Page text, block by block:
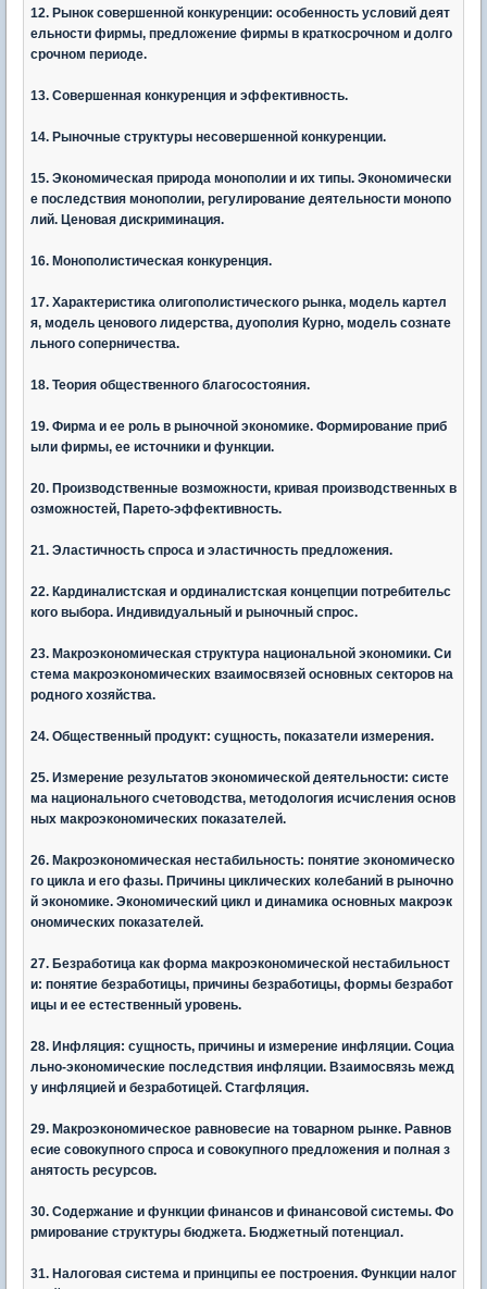
12. Рынок совершенной конкуренции: особенность условий деят
ельности фирмы, предложение фирмы в краткосрочном и долго
срочном периоде.
13. Совершенная конкуренция и эффективность.
14. Рыночные структуры несовершенной конкуренции.
15. Экономическая природа монополии и их типы. Экономически
е последствия монополии, регулирование деятельности монопо
лий. Ценовая дискриминация.
16. Монополистическая конкуренция.
17. Характеристика олигополистического рынка, модель картел
я, модель ценового лидерства, дуополия Курно, модель сознате
льного соперничества.
18. Теория общественного благосостояния.
19. Фирма и ее роль в рыночной экономике. Формирование приб
ыли фирмы, ее источники и функции.
20. Производственные возможности, кривая производственных в
озможностей, Парето-эффективность.
21. Эластичность спроса и эластичность предложения.
22. Кардиналистская и ординалистская концепции потребительс
кого выбора. Индивидуальный и рыночный спрос.
23. Макроэкономическая структура национальной экономики. Си
стема макроэкономических взаимосвязей основных секторов на
родного хозяйства.
24. Общественный продукт: сущность, показатели измерения.
25. Измерение результатов экономической деятельности: систе
ма национального счетоводства, методология исчисления основ
ных макроэкономических показателей.
26. Макроэкономическая нестабильность: понятие экономическо
го цикла и его фазы. Причины циклических колебаний в рыночно
й экономике. Экономический цикл и динамика основных макроэк
ономических показателей.
27. Безработица как форма макроэкономической нестабильност
и: понятие безработицы, причины безработицы, формы безработ
ицы и ее естественный уровень.
28. Инфляция: сущность, причины и измерение инфляции. Социа
льно-экономические последствия инфляции. Взаимосвязь межд
у инфляцией и безработицей. Стагфляция.
29. Макроэкономическое равновесие на товарном рынке. Равнов
есие совокупного спроса и совокупного предложения и полная з
анятость ресурсов.
30. Содержание и функции финансов и финансовой системы. Фо
рмирование структуры бюджета. Бюджетный потенциал.
31. Налоговая система и принципы ее построения. Функции налог